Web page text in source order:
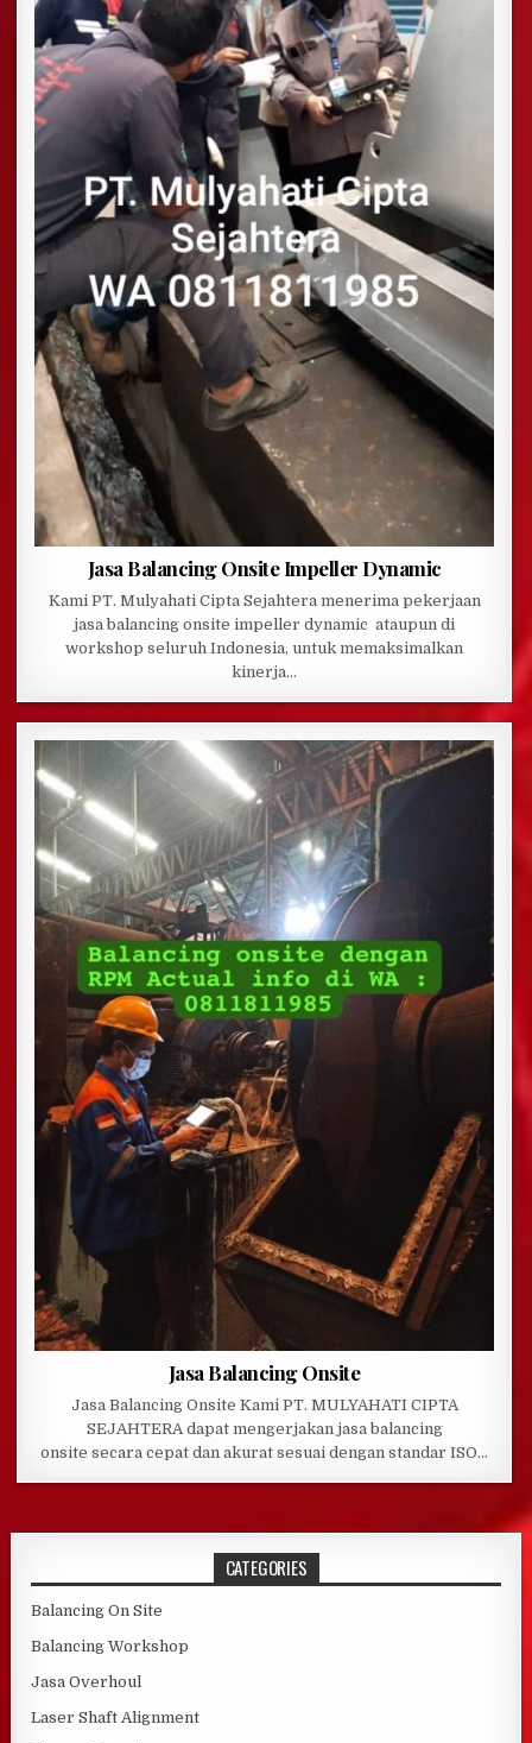
Jasa Balancing Onsite Impeller Dynamic
Kami PT. Mulyahati Cipta Sejahtera menerima pekerjaan
jasa balancing onsite impeller dynamic ataupun di
workshop seluruh Indonesia, untuk memaksimalkan
kinerja…
Jasa Balancing Onsite
Jasa Balancing Onsite Kami PT. MULYAHATI CIPTA
SEJAHTERA dapat mengerjakan jasa balancing
onsite secara cepat dan akurat sesuai dengan standar ISO…
CATEGORIES
Balancing On Site
Balancing Workshop
Jasa Overhoul
Laser Shaft Alignment